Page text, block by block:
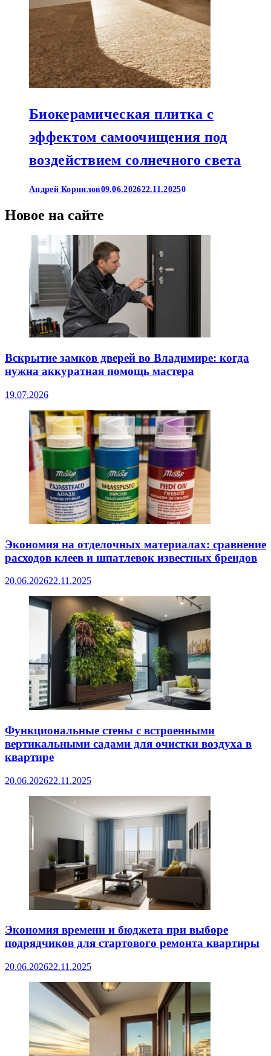
Биокерамическая плитка с
эффектом самоочищения под
воздействием солнечного света
Андрей Корнилов09.06.202622.11.20250
Новое на сайте
Вскрытие замков дверей во Владимире: когда
нужна аккуратная помощь мастера
19.07.2026
Экономия на отделочных материалах: сравнение
расходов клеев и шпатлевок известных брендов
20.06.202622.11.2025
Функциональные стены с встроенными
вертикальными садами для очистки воздуха в
квартире
20.06.202622.11.2025
Экономия времени и бюджета при выборе
подрядчиков для стартового ремонта квартиры
20.06.202622.11.2025